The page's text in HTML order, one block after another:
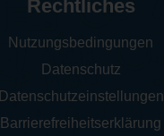
Rechtliches
Nutzungsbedingungen
Datenschutz
Datenschutzeinstellungen
Barrierefreiheitserklärung